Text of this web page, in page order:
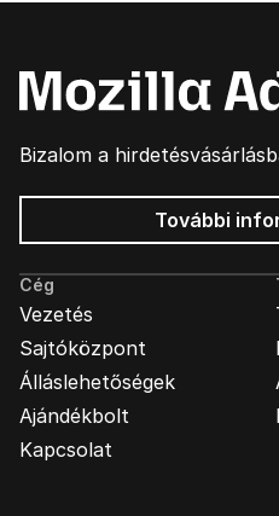
Bizalom a
További
Cég
Vezetés
Sajtóközpont
Álláslehetőségek
Ajándékbolt
Kapcsolat